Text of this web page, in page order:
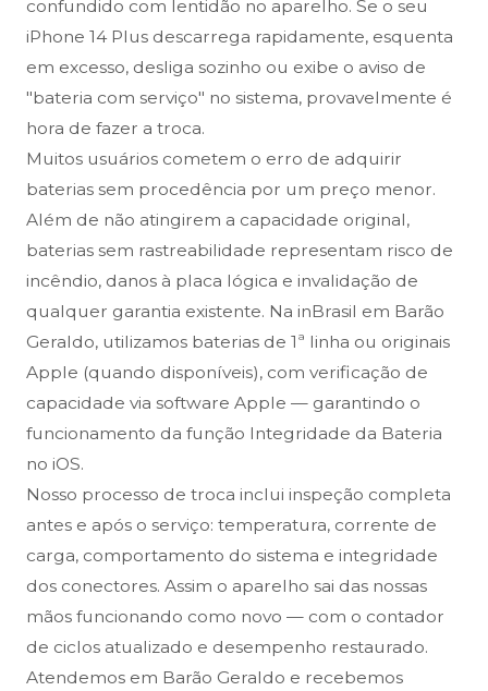
confundido com lentidão no aparelho. Se o seu
iPhone 14 Plus descarrega rapidamente, esquenta
em excesso, desliga sozinho ou exibe o aviso de
"bateria com serviço" no sistema, provavelmente é
hora de fazer a troca.
Muitos usuários cometem o erro de adquirir
baterias sem procedência por um preço menor.
Além de não atingirem a capacidade original,
baterias sem rastreabilidade representam risco de
incêndio, danos à placa lógica e invalidação de
qualquer garantia existente. Na inBrasil em Barão
Geraldo, utilizamos baterias de 1ª linha ou originais
Apple (quando disponíveis), com verificação de
capacidade via software Apple — garantindo o
funcionamento da função Integridade da Bateria
no iOS.
Nosso processo de troca inclui inspeção completa
antes e após o serviço: temperatura, corrente de
carga, comportamento do sistema e integridade
dos conectores. Assim o aparelho sai das nossas
mãos funcionando como novo — com o contador
de ciclos atualizado e desempenho restaurado.
Atendemos em Barão Geraldo e recebemos